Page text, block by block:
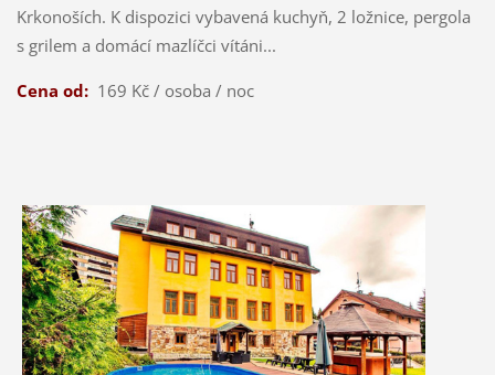
Krkonoších. K dispozici vybavená kuchyň, 2 ložnice, pergola
s grilem a domácí mazlíčci vítáni...
Cena od:169 Kč / osoba / noc